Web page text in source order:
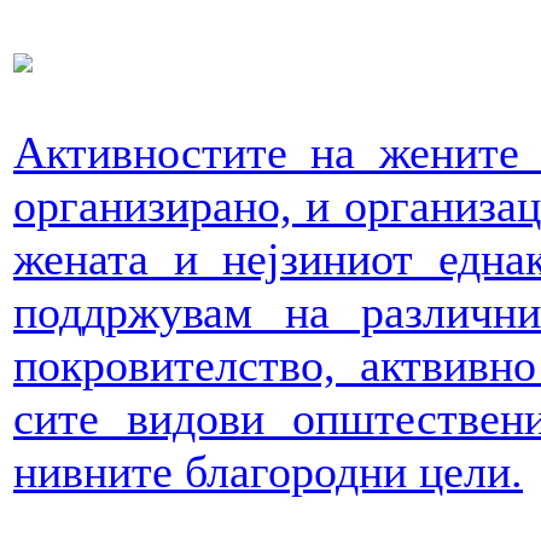
Активностите на
организирано, и
жената и нејзиниот
поддржувам на
покровителство,
сите видови
нивните благородни цели.